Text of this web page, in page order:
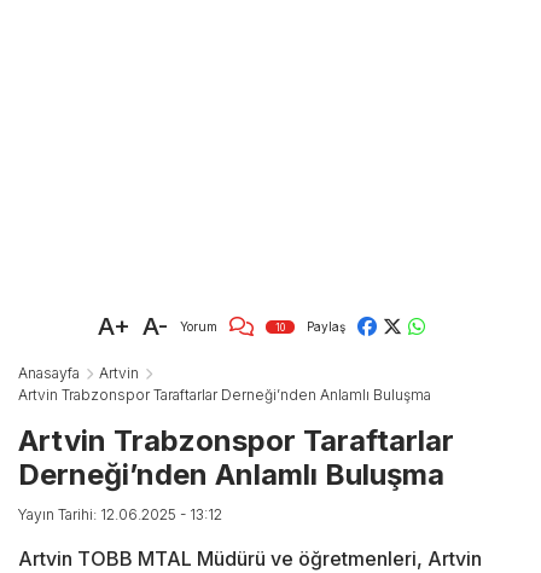
A+ A- Yorum 10 Paylaş
Anasayfa
Artvin
Artvin Trabzonspor Taraftarlar Derneği’nden Anlamlı Buluşma
Artvin Trabzonspor Taraftarlar
Derneği’nden Anlamlı Buluşma
Yayın Tarihi: 12.06.2025 - 13:12
Artvin TOBB MTAL Müdürü ve öğretmenleri, Artvin